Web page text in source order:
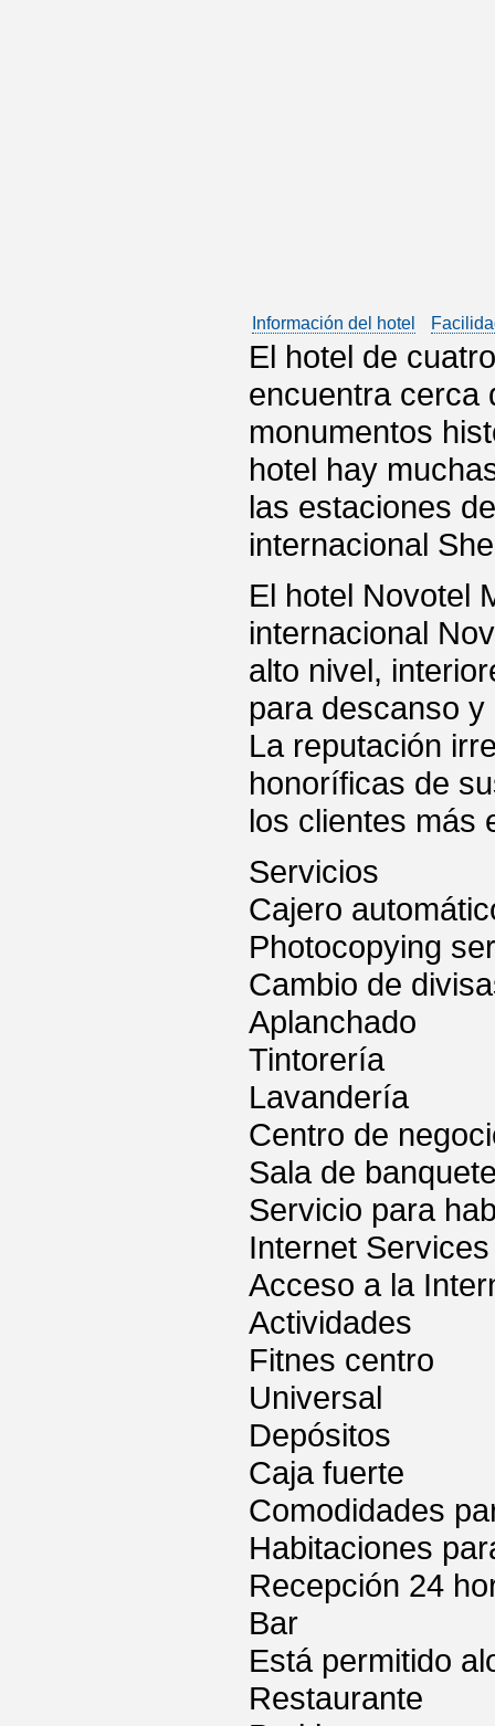
Información del hotel
El hotel de
encuentra cerca
monumentos
hotel hay
las estaciones
internacional
El hotel Novotel
internacional
alto nivel,
para descanso
La reputación
honoríficas de
los clientes más
Servicios
Cajero
Photocopying
Cambio de
Aplanchado
Tintorería
Lavandería
Centro de
Sala de
Servicio para
Internet Services
Acceso a la
Actividades
Fitnes centro
Universal
Depósitos
Caja fuerte
Comodidades
Habitaciones
Recepción 24
Bar
Está permitido
Restaurante